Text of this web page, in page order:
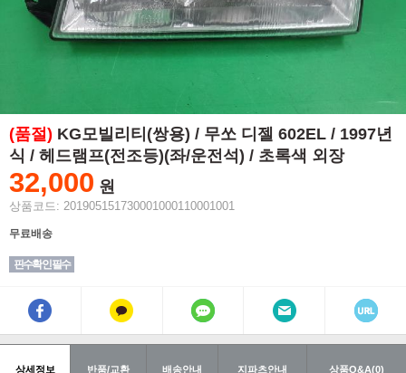
(품절) KG모빌리티(쌍용) / 무쏘 디젤 602EL / 1997년
식 / 헤드램프(전조등)(좌/운전석) / 초록색 외장
32,000 원
상품코드: 201905151730001000110001001
무료배송
핀수확인 필수
상세정보 반품/교환 배송안내 지파츠안내 상품Q&A(0)